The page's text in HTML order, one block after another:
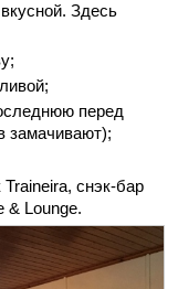
Здесь
перед
замачивают);
снэк-бар
& Lounge.